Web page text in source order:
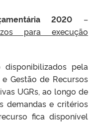
2020 –
para execução
disponibilizados pela
Gestão de Recursos
UGRs, ao longo de
demandas e critérios
fica disponível